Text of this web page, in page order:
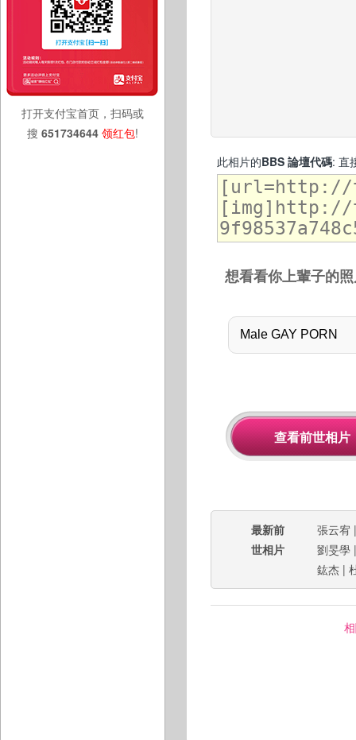
打开支付宝首页，扫码或
搜 651734644 领红包!
此相片的BBS 論壇代碼: 直
想看看你上輩子的
最新前
世相片
張云宥
劉旻學
鈜杰 |